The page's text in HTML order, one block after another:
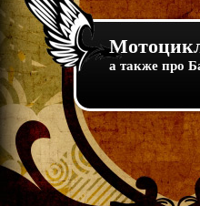
а также про